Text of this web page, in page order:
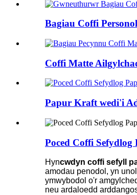
Bagiau Coffi
Coffi Matte
Papur Kraft wedi'i
Poced Coffi
Hyncwdyn coffi sefyll
amodau penodol, yn
ymwybodol o'r
neu ardaloedd